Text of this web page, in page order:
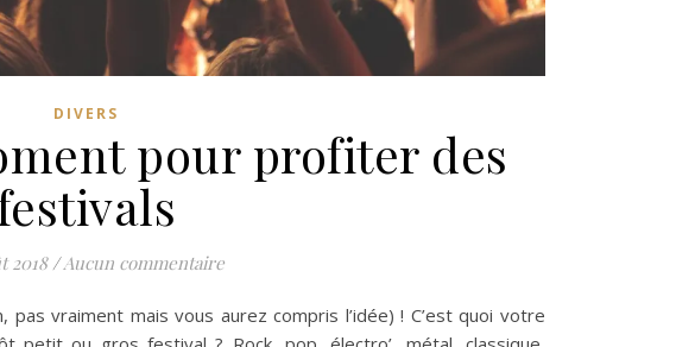
DIVERS
pour profiter des
2018 /Aucun commentaire
vraiment mais vous aurez compris l’idée) ! C’est quoi votre